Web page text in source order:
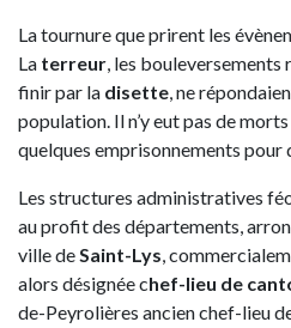
La tournure que prirent les
La terreur, les bouleversements
finir par la disette, ne
population. Il n’y eut pas de
quelques emprisonnements pour
Les structures administratives
au profit des départements,
ville deSaint-Lys,
alors désignée chef-lieu de
de-Peyrolières ancien chef-lieu